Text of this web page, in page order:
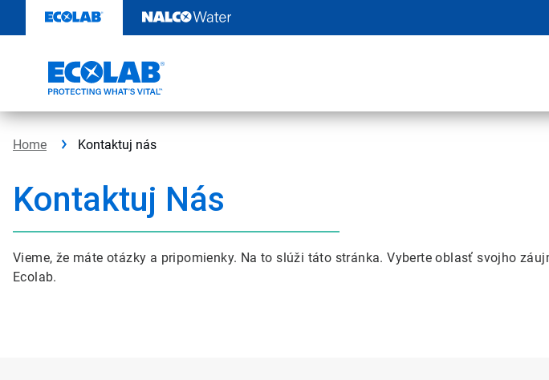
content
Home Kontaktuj nás
Kontaktuj Nás
Vieme, že máte otázky a pripomienky. Na to slúži táto stránka. Vyberte oblasť svojho
Ecolab.